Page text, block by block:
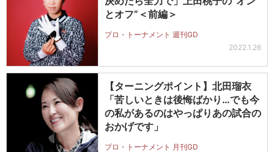
とオフ”＜前編＞
プロ・トーナメント 週刊GD
2022.1.26
【ターニングポイント】北田瑠衣
「苦しいときは後悔ばかり…でも今
の私があるのはやっぱりあの試合の
おかげです」
プロ・トーナメント 月刊GD